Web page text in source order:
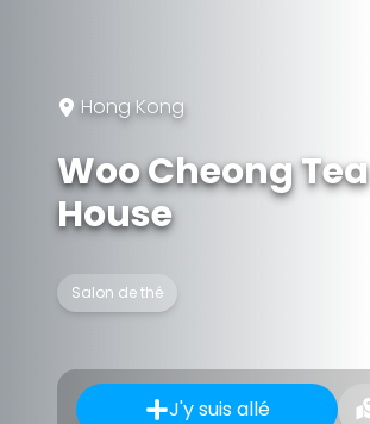
Hong Kong
Woo Cheong Tea
House
Salon de thé
J'y suis allé